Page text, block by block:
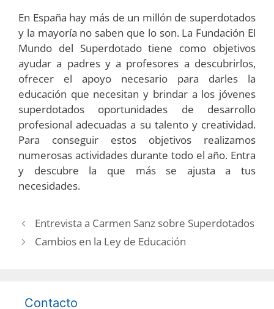
En España hay más de un millón de superdotados
y la mayoría no saben que lo son. La Fundación El
Mundo del Superdotado tiene como objetivos
ayudar a padres y a profesores a descubrirlos,
ofrecer el apoyo necesario para darles la
educación que necesitan y brindar a los jóvenes
superdotados oportunidades de desarrollo
profesional adecuadas a su talento y creatividad.
Para conseguir estos objetivos realizamos
numerosas actividades durante todo el año. Entra
y descubre la que más se ajusta a tus
necesidades.
Entrevista a Carmen Sanz sobre Superdotados
Cambios en la Ley de Educación
Contacto